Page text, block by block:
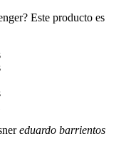
Este producto es
eduardo barrientos